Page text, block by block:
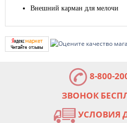
Внешний карман для мелочи
8-800-
ЗВОНОК
УСЛОВИЯ